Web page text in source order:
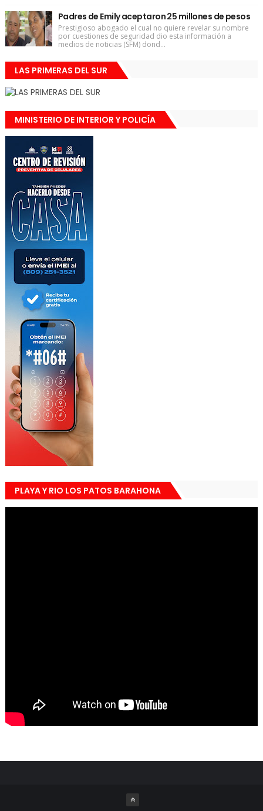
Padres de Emily aceptaron 25 millones de pesos
Prestigioso abogado el cual no quiere revelar su nombre
por cuestiones de seguridad dio esta información a
medios de noticias (SFM) dond...
LAS PRIMERAS DEL SUR
MINISTERIO DE INTERIOR Y POLICÍA
PLAYA Y RIO LOS PATOS BARAHONA